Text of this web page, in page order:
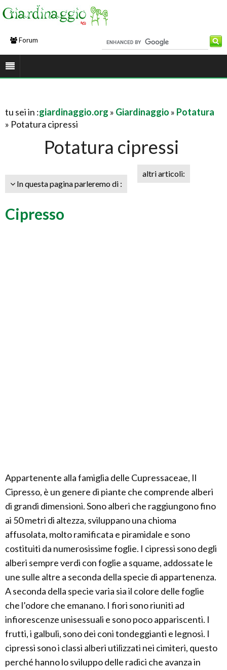
Forum
tu sei in :giardinaggio.org » Giardinaggio » Potatura
» Potatura cipressi
Potatura cipressi
In questa pagina parleremo di :
altri articoli:
Cipresso
Appartenente alla famiglia delle Cupressaceae, Il
Cipresso, è un genere di piante che comprende alberi
di grandi dimensioni. Sono alberi che raggiungono fino
ai 50 metri di altezza, sviluppano una chioma
affusolata, molto ramificata e piramidale e sono
costituiti da numerosissime foglie. I cipressi sono degli
alberi sempre verdi con foglie a squame, addossate le
une sulle altre a seconda della specie di appartenenza.
A seconda della specie varia sia il colore delle foglie
che l’odore che emanano. I fiori sono riuniti ad
infiorescenze unisessuali e sono poco appariscenti. I
frutti, i galbuli, sono dei coni tondeggianti e legnosi. I
cipressi sono i classi alberi utilizzati nei cimiteri, questo
perché hanno lo sviluppo delle radici che avanza in